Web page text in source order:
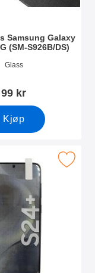
Samsung Galaxy
(SM-S926B/DS)
Glass
99 kr
Kjøp
S926B/DS) som
Galaxy S24